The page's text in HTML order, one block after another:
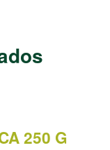
250 G